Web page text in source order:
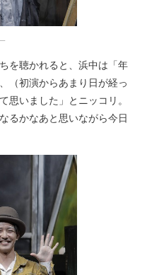
を聴かれると、浜中は「年
（初演からあまり日が経っ
いました」とニッコリ。
るかなあと思いながら今日